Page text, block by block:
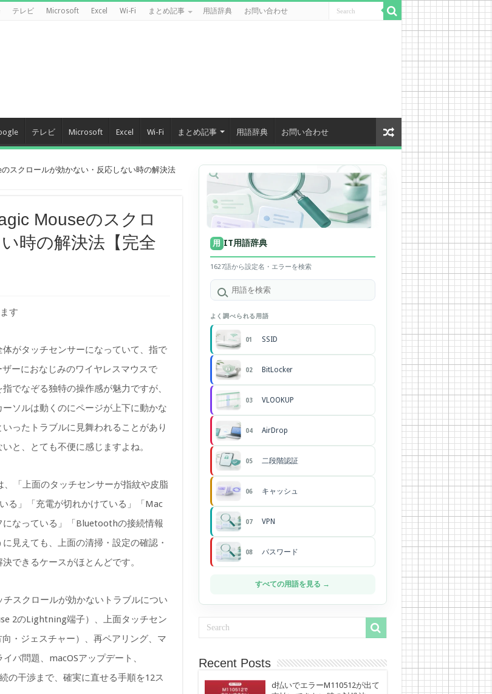
テレビ Microsoft Excel Wi-Fi まとめ記事 用語辞典 お問い合わせ
テレビ Microsoft Excel Wi-Fi まとめ記事 用語辞典 お問い合わせ
スクロールが効かない・反応しない時の解決法
Mouseのスクロ
時の解決法【完全
す
がタッチセンサーになっていて、指で
ーにおなじみのワイヤレスマウスで
でなぞる独特の操作感が魅力ですが、
ソルは動くのにページが上下に動かな
ったトラブルに見舞われることがあり
と、とても不便に感じますよね。
「上面のタッチセンサーが指紋や皮脂
る」「充電が切れかけている」「Mac
なっている」「Bluetoothの接続情報
見えても、上面の清掃・設定の確認・
できるケースがほとんどです。
スクロールが効かないトラブルについ
2のLightning端子）、上面タッチセン
・ジェスチャー）、再ペアリング、マ
バ問題、macOSアップデート、
の干渉まで、確実に直せる手順を12ス
用 IT用語辞典
1627語から設定名・エラーを検索
よく調べられる用語
01 SSID
02 BitLocker
03 VLOOKUP
04 AirDrop
05 二段階認証
06 キャッシュ
07 VPN
08 パスワード
すべての用語を見る →
Recent Posts
d払いでエラーM110512が出て